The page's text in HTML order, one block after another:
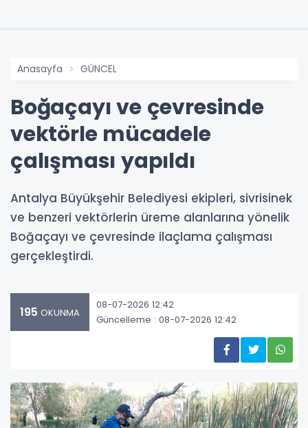
Anasayfa GÜNCEL
Boğaçayı ve çevresinde
vektörle mücadele
çalışması yapıldı
Antalya Büyükşehir Belediyesi ekipleri, sivrisinek
ve benzeri vektörlerin üreme alanlarına yönelik
Boğaçayı ve çevresinde ilaçlama çalışması
gerçekleştirdi.
195 OKUNMA
08-07-2026 12:42
Güncelleme : 08-07-2026 12:42